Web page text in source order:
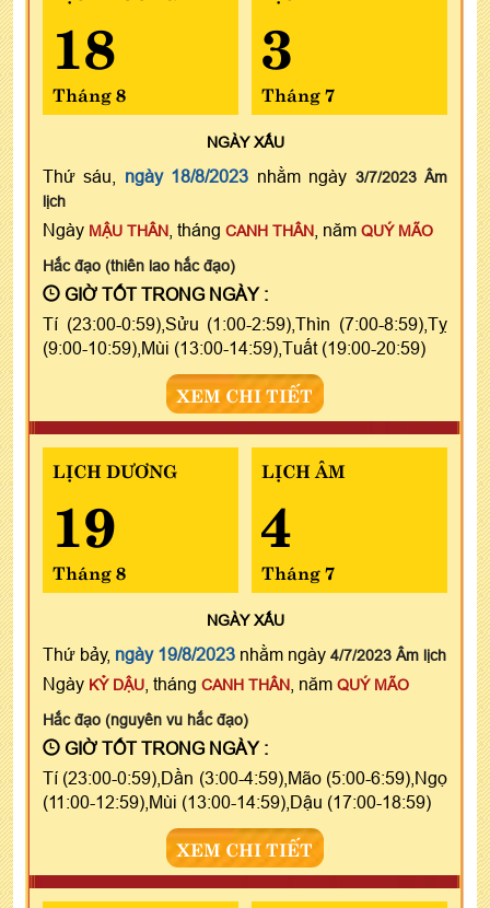
18
Tháng 8
3
Tháng 7
NGÀYXẤU
Thứ sáu, ngày 18/8/2023 nhằm ngày 3/7/2023 Âm
lịch
Ngày MẬU THÂN , tháng CANH THÂN , năm QUÝ MÃO
Hắc đạo (thiên lao hắc đạo)
GIỜ TỐT TRONG NGÀY :
Tí (23:00-0:59),Sửu (1:00-2:59),Thìn (7:00-8:59),Tỵ
(9:00-10:59),Mùi (13:00-14:59),Tuất (19:00-20:59)
XEM CHI TIẾT
LỊCH DƯƠNG
19
Tháng 8
LỊCH ÂM
4
Tháng 7
NGÀYXẤU
Thứ bảy, ngày 19/8/2023 nhằm ngày 4/7/2023 Âm lịch
Ngày KỶ DẬU , tháng CANH THÂN , năm QUÝ MÃO
Hắc đạo (nguyên vu hắc đạo)
GIỜ TỐT TRONG NGÀY :
Tí (23:00-0:59),Dần (3:00-4:59),Mão (5:00-6:59),Ngọ
(11:00-12:59),Mùi (13:00-14:59),Dậu (17:00-18:59)
XEM CHI TIẾT